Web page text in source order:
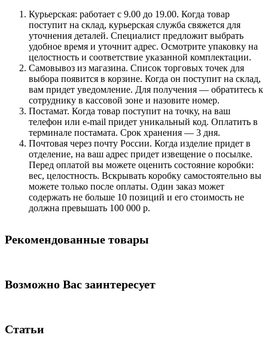
Курьерская: работает с 9.00 до 19.00. Когда товар
поступит на склад, курьерская служба свяжется для
уточнения деталей. Специалист предложит выбрать
удобное время и уточнит адрес. Осмотрите упаковку на
целостность и соответствие указанной комплектации.
Самовывоз из магазина. Список торговых точек для
выбора появится в корзине. Когда он поступит на склад,
вам придет уведомление. Для получения — обратитесь к
сотруднику в кассовой зоне и назовите номер.
Постамат. Когда товар поступит на точку, на ваш
телефон или e-mail придет уникальный код. Оплатить в
терминале постамата. Срок хранения — 3 дня.
Почтовая через почту России. Когда изделие придет в
отделение, на ваш адрес придет извещение о посылке.
Перед оплатой вы можете оценить состояние коробки:
вес, целостность. Вскрывать коробку самостоятельно вы
можете только после оплаты. Один заказ может
содержать не больше 10 позиций и его стоимость не
должна превышать 100 000 р.
Рекомендованные товары
Возможно Вас заинтересует
Статьи